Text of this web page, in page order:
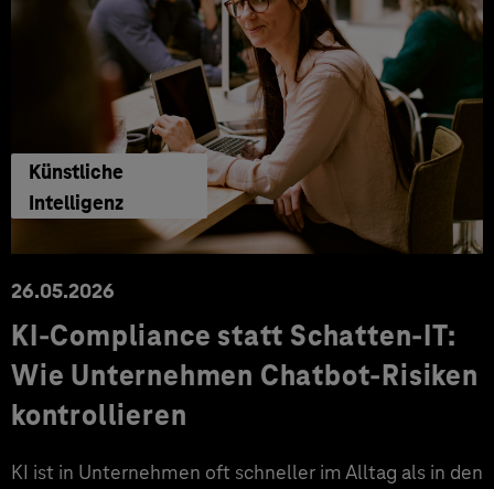
Künstliche
Intelligenz
26.05.2026
KI-Compliance statt Schatten-IT:
Wie Unternehmen Chatbot-Risiken
kontrollieren
KI ist in Unternehmen oft schneller im Alltag als in den